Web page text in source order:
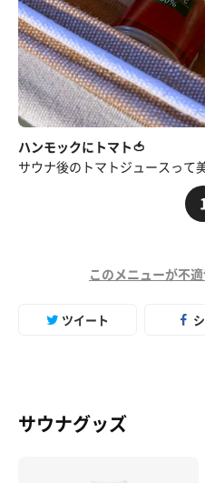
ハンモックにトマト🍅
サウナ後のトマトジュースって
このメニューが不
ツイート
サウナグッズ